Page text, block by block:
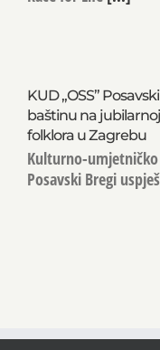
KUD „OSS”
baštinu na
folklora u Zagrebu
Kulturno-umjetničko
Posavski Bregi